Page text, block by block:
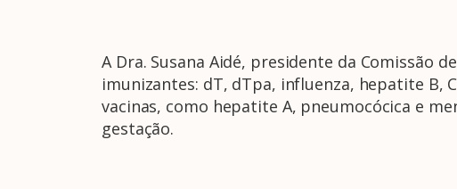
A Dra. Susana Aidé, presidente da Comissão
imunizantes: dT, dTpa, influenza, hepatite B,
vacinas, como hepatite A, pneumocócica e
gestação.